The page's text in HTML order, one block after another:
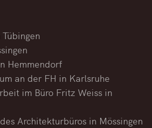
Hemmendorf
an der FH in Karlsruhe
im Büro Fritz Weiss in
Architekturbüros in Mössingen